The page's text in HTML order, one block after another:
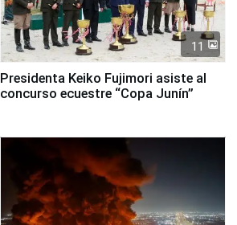
11
Presidenta Keiko Fujimori asiste al
concurso ecuestre “Copa Junín”